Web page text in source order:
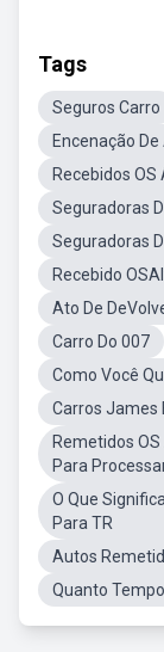
Tags
Seguros Carro
Encenação
Recebidos
Seguradoras
Seguradoras
Recebido
Ato De
Carro Do 007
Como Você
Carros James
Remetidos
Para
O Que
Para TR
Autos
Quanto